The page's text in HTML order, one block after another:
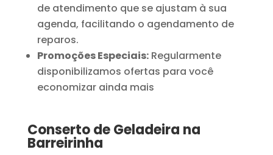
de atendimento que se ajustam à sua
agenda, facilitando o agendamento de
reparos.
Promoções Especiais:Regularmente
disponibilizamos ofertas para você
economizar ainda mais
Conserto de Geladeira na
Barreirinha